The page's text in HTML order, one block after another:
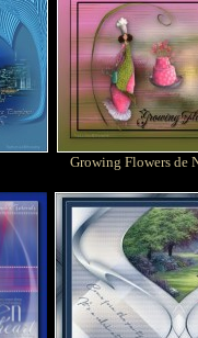
Growing Flowers de